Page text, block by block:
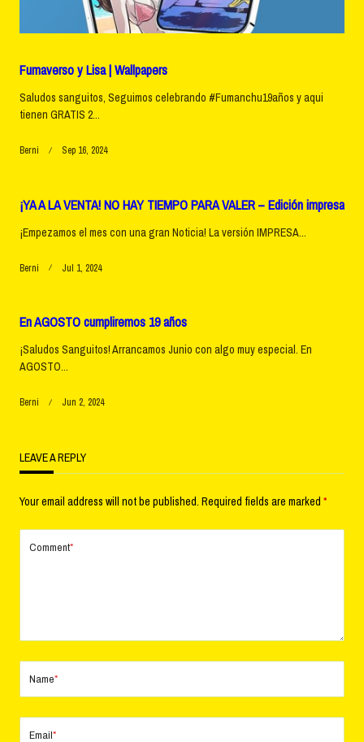
Fumaverso y Lisa | Wallpapers
Saludos sanguitos, Seguimos celebrando #Fumanchu19años y aqui
tienen GRATIS 2...
Berni Sep 16, 2024
¡YA A LA VENTA! NO HAY TIEMPO PARA VALER – Edición impresa
¡Empezamos el mes con una gran Noticia! La versión IMPRESA...
Berni Jul 1, 2024
En AGOSTO cumpliremos 19 años
¡Saludos Sanguitos! Arrancamos Junio con algo muy especial. En
AGOSTO...
Berni Jun 2, 2024
LEAVE A REPLY
Your email address will not be published. Required fields are marked *
Comment*
Name*
Email*